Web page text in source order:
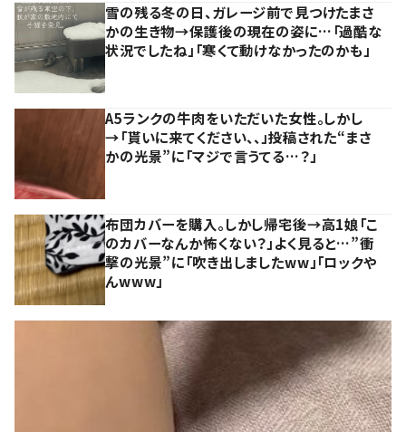
雪の残る冬の日、ガレージ前で見つけたまさ
かの生き物→保護後の現在の姿に…「過酷な
状況でしたね」「寒くて動けなかったのかも」
A5ランクの牛肉をいただいた女性。しかし
→「貰いに来てください、、」投稿された“まさ
かの光景”に「マジで言うてる…？」
布団カバーを購入。しかし帰宅後→高1娘「こ
のカバーなんか怖くない？」よく見ると…”衝
撃の光景”に「吹き出しましたww」「ロックや
んwww」